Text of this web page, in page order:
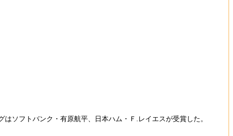
ソフトバンク・有原航平、日本ハム・Ｆ.レイエスが受賞した。